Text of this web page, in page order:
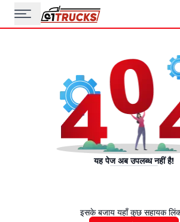
यह पेज अब उपलब्ध नहीं है!
इसके बजाय यहाँ कुछ सहायक